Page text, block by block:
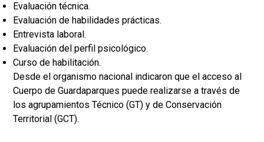
Evaluación técnica.
Evaluación de habilidades prácticas.
Entrevista laboral.
Evaluación del perfil psicológico.
Curso de habilitación.
Desde el organismo nacional indicaron que el acceso al
Cuerpo de Guardaparques puede realizarse a través de
los agrupamientos Técnico (GT) y de Conservación
Territorial (GCT).